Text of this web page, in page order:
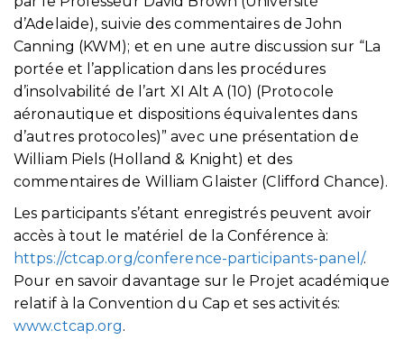
d’Adelaide), suivie des commentaires de John
Canning (KWM); et en une autre discussion sur “La
portée et l’application dans les procédures
d’insolvabilité de l’art XI Alt A (10) (Protocole
aéronautique et dispositions équivalentes dans
d’autres protocoles)” avec une présentation de
William Piels (Holland & Knight) et des
commentaires de William Glaister (Clifford Chance).
Les participants s’étant enregistrés peuvent avoir
accès à tout le matériel de la Conférence à:
https://ctcap.org/conference-participants-panel/.
Pour en savoir davantage sur le Projet académique
relatif à la Convention du Cap et ses activités:
www.ctcap.org.